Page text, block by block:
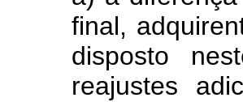
final,
disposto
reajustes